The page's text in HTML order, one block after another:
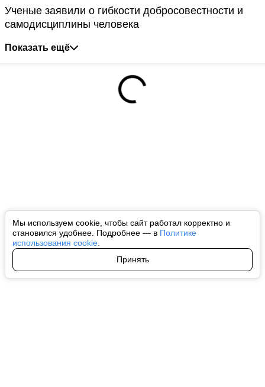
Мы используем cookie, чтобы сайт работал корректно и
становился удобнее. Подробнее — в Политике
использования cookie
Принять
Ученые заявили о гибкости добросовестности и
самодисциплины человека
Показать ещё